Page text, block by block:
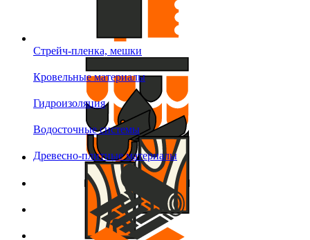
Стрейч-пленка, мешки
Кровельные материалы
Гидроизоляция
Водосточные системы
Древесно-плитные материалы